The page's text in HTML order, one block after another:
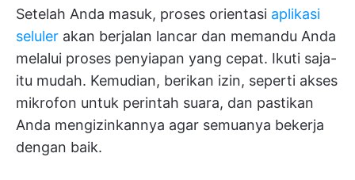
Setelah Anda masuk, proses orientasi aplikasi
seluler akan berjalan lancar dan memandu Anda
melalui proses penyiapan yang cepat. Ikuti saja-
itu mudah. Kemudian, berikan izin, seperti akses
mikrofon untuk perintah suara, dan pastikan
Anda mengizinkannya agar semuanya bekerja
dengan baik.